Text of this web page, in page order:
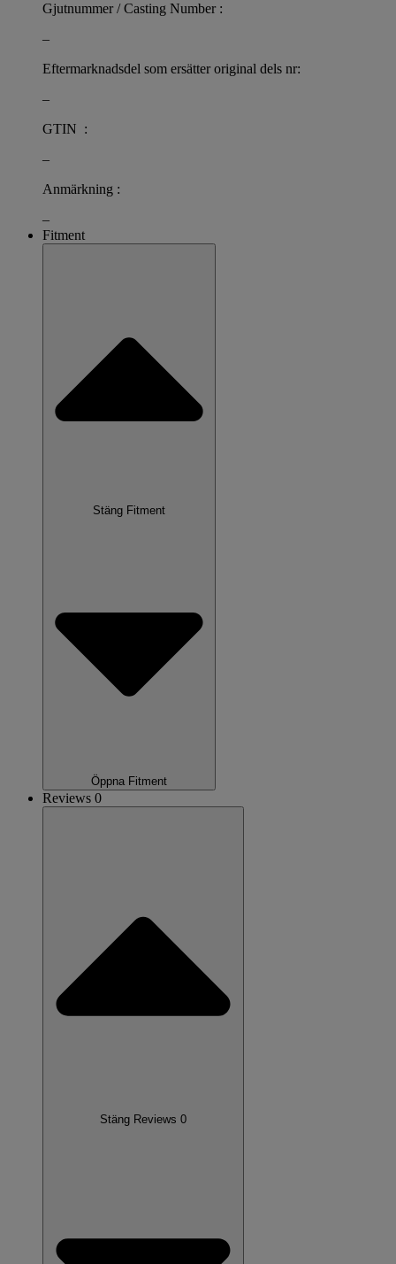
Gjutnummer / Casting Number :
–
Eftermarknadsdel som ersätter original dels nr:
–
GTIN :
–
Anmärkning :
–
Fitment
Stäng Fitment
Öppna Fitment
Reviews 0
Stäng Reviews 0